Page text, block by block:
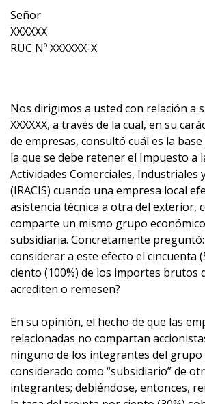
Señor
XXXXXX
RUC Nº XXXXXX-X
Nos dirigimos a usted con relación a
XXXXXX, a través de la cual, en su
de empresas, consultó cuál es la
la que se debe retener el Impuesto a
Actividades Comerciales, Industriales
(IRACIS) cuando una empresa local
asistencia técnica a otra del exterior,
comparte un mismo grupo
subsidiaria. Concretamente preguntó:
considerar a este efecto el cincuenta
ciento (100%) de los importes brutos
acrediten o remesen?
En su opinión, el hecho de que las
relacionadas no compartan
ninguno de los integrantes del grupo
considerado como “subsidiario” de
integrantes; debiéndose, entonces,